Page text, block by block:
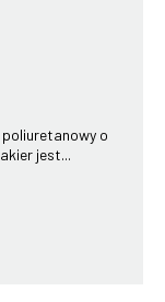
poliuretanowy o
jest...